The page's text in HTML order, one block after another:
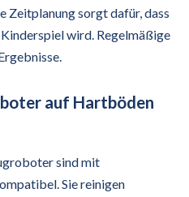
Zeitplanung sorgt dafür, dass
wird. Regelmäßige
auf Hartböden
sind mit
Sie reinigen